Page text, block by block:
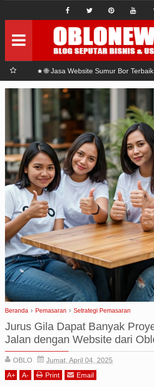
🌐 Jasa Website Sumur Bor Terbaik
Indonesia
Beranda Pemasaran Setrategi Pemasaran
Jurus Gila Dapat Banyak
Jalan dengan Website dari
OBLO
Jumat, April 04, 2025
A+ A- Print Email
ide bisnis baru
Pemasaran Setrategi Pemasaran
Permodalan Seputar modal
Investasi Seputar Investasi
Sponsord Artikel Sponsord
Abouts
Privacy Policy
Terms Of Use
Pedoman Siber
Iklan
Sitemap